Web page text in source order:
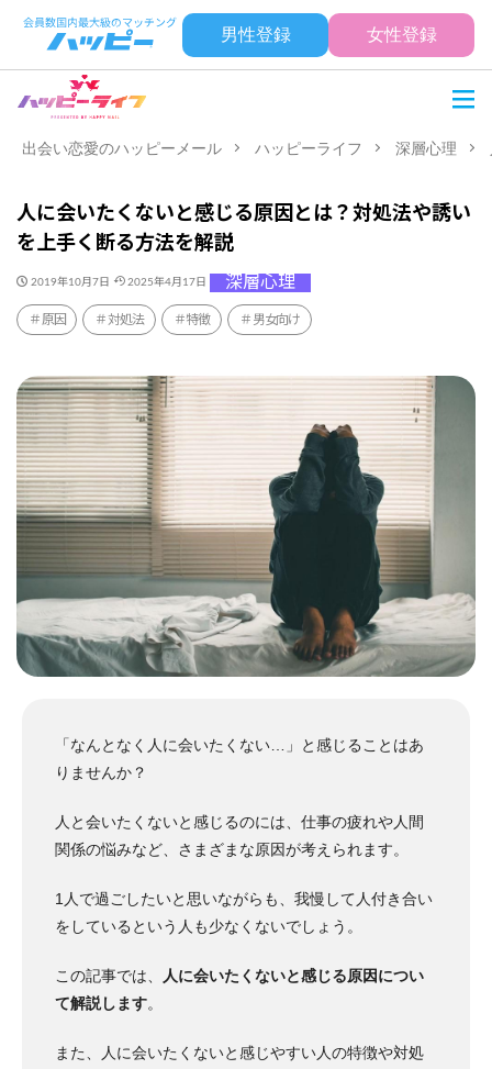
男性登録 女性登録
出会い恋愛のハッピーメール ハッピーライフ 深層心理
人に会いたくないと感じる原因とは？対処法や誘い
を上手く断る方法を解説
2019年10月7日 2025年4月17日 深層心理
原因 対処法 特徴 男女向け
「なんとなく人に会いたくない…」と感じることはあ
りませんか？
人と会いたくないと感じるのには、仕事の疲れや人間
関係の悩みなど、さまざまな原因が考えられます。
1人で過ごしたいと思いながらも、我慢して人付き合い
をしているという人も少なくないでしょう。
この記事では、
人に会いたくないと感じる原因につい
て解説します。
また、人に会いたくないと感じやすい人の特徴や対処